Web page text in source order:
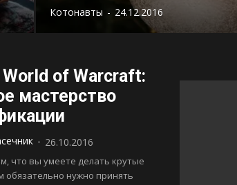
Котонавты - 24.12.2016
World of Warcraft:
мастерство
- 26.10.2016
что вы умеете делать крутые
обязательно нужно принять